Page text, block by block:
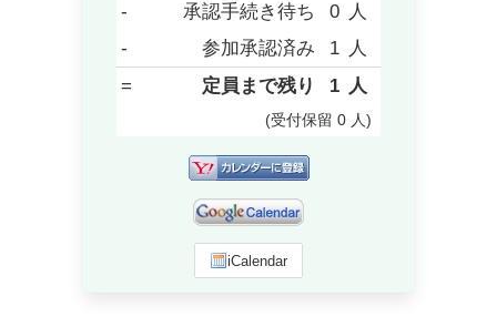
-
承認手続き待ち 0 人
-
参加承認済み 1 人
=
定員まで残り 1 人
(受付保留 0 人)
iCalendar